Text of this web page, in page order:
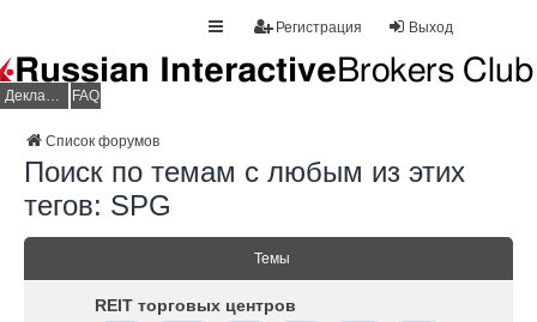
Выход
Регистрация
Декларация НДФЛ FAQ
Список форумов
Поиск по темам с любым из этих
тегов: SPG
Темы
REIT торговых центров